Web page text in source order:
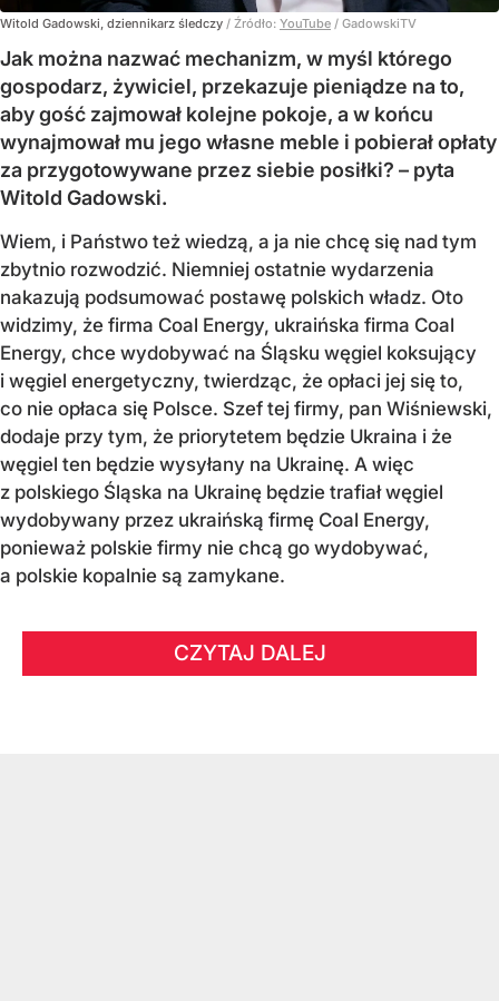
Witold Gadowski, dziennikarz śledczy / Źródło: YouTube / GadowskiTV
Jak można nazwać mechanizm, w myśl którego
gospodarz, żywiciel, przekazuje pieniądze na to,
aby gość zajmował kolejne pokoje, a w końcu
wynajmował mu jego własne meble i pobierał opłaty
za przygotowywane przez siebie posiłki? – pyta
Witold Gadowski.
Wiem, i Państwo też wiedzą, a ja nie chcę się nad tym
zbytnio rozwodzić. Niemniej ostatnie wydarzenia
nakazują podsumować postawę polskich władz. Oto
widzimy, że firma Coal Energy, ukraińska firma Coal
Energy, chce wydobywać na Śląsku węgiel koksujący
i węgiel energetyczny, twierdząc, że opłaci jej się to,
co nie opłaca się Polsce. Szef tej firmy, pan Wiśniewski,
dodaje przy tym, że priorytetem będzie Ukraina i że
węgiel ten będzie wysyłany na Ukrainę. A więc
z polskiego Śląska na Ukrainę będzie trafiał węgiel
wydobywany przez ukraińską firmę Coal Energy,
ponieważ polskie firmy nie chcą go wydobywać,
a polskie kopalnie są zamykane.
CZYTAJ DALEJ